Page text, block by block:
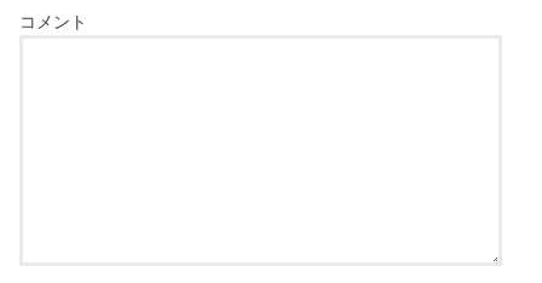
コメント